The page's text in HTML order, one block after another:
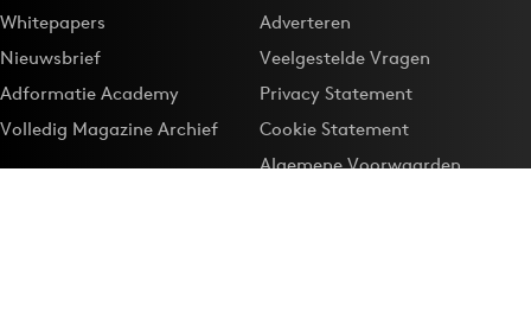
Whitepapers
Nieuwsbrief
Adformatie Academy
Volledig Magazine Archief
Adverteren
Veelgestelde Vragen
Privacy Statement
Cookie Statement
Algemene Voorwaarden